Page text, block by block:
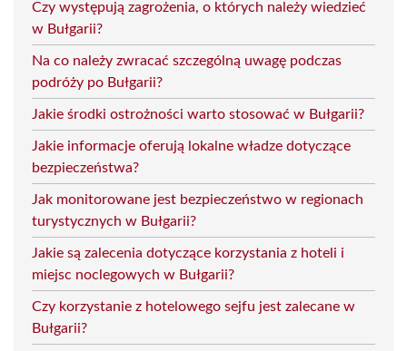
Czy występują zagrożenia, o których należy wiedzieć
w Bułgarii?
Na co należy zwracać szczególną uwagę podczas
podróży po Bułgarii?
Jakie środki ostrożności warto stosować w Bułgarii?
Jakie informacje oferują lokalne władze dotyczące
bezpieczeństwa?
Jak monitorowane jest bezpieczeństwo w regionach
turystycznych w Bułgarii?
Jakie są zalecenia dotyczące korzystania z hoteli i
miejsc noclegowych w Bułgarii?
Czy korzystanie z hotelowego sejfu jest zalecane w
Bułgarii?